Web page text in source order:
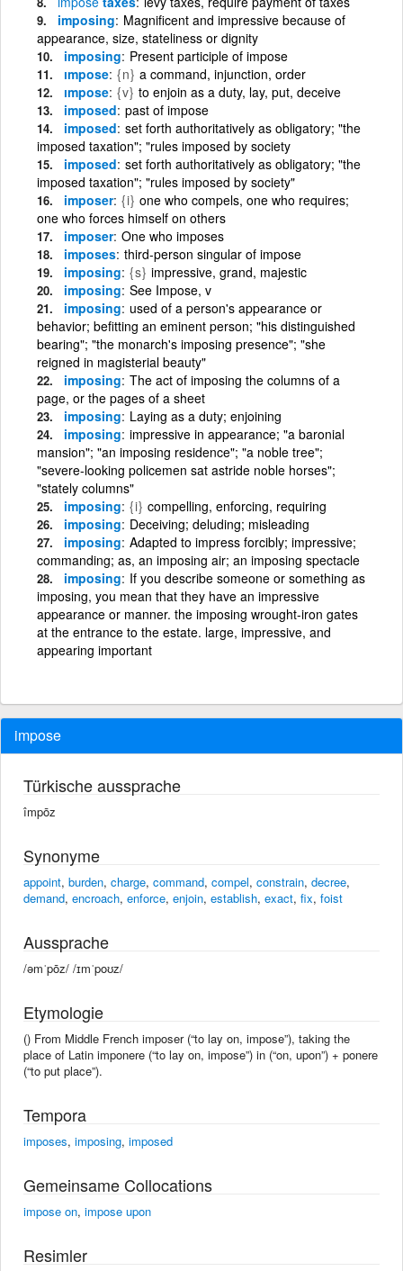
imposing Magnificent and impressive because of
appearance, size, stateliness or dignity
imposing Present participle of impose
ımpose {n} a command, injunction, order
ımpose {v} to enjoin as a duty, lay, put, deceive
imposed past of impose
imposed set forth authoritatively as obligatory; "the
imposed taxation"; "rules imposed by society
imposed set forth authoritatively as obligatory; "the
imposed taxation"; "rules imposed by society"
imposer {i} one who compels, one who requires;
one who forces himself on others
imposer One who imposes
imposes third-person singular of impose
imposing {s} impressive, grand, majestic
imposing See Impose, v
imposing used of a person's appearance or
behavior; befitting an eminent person; "his distinguished
bearing"; "the monarch's imposing presence"; "she
reigned in magisterial beauty"
imposing The act of imposing the columns of a
page, or the pages of a sheet
imposing Laying as a duty; enjoining
imposing impressive in appearance; "a baronial
mansion"; "an imposing residence"; "a noble tree";
"severe-looking policemen sat astride noble horses";
"stately columns"
imposing {i} compelling, enforcing, requiring
imposing Deceiving; deluding; misleading
imposing Adapted to impress forcibly; impressive;
commanding; as, an imposing air; an imposing spectacle
imposing If you describe someone or something as
imposing, you mean that they have an impressive
appearance or manner. the imposing wrought-iron gates
at the entrance to the estate. large, impressive, and
appearing important
impose
Türkische aussprache
împōz
Synonyme
appoint, burden, charge, command, compel, constrain, decree,
demand, encroach, enforce, enjoin, establish, exact, fix, foist
Aussprache
/əmˈpōz/ /ɪmˈpoʊz/
Etymologie
() From Middle French imposer (“to lay on, impose”), taking the
place of Latin imponere (“to lay on, impose”) in (“on, upon”) + ponere
(“to put place”).
Tempora
imposes, imposing, imposed
Gemeinsame Collocations
impose on, impose upon
Resimler